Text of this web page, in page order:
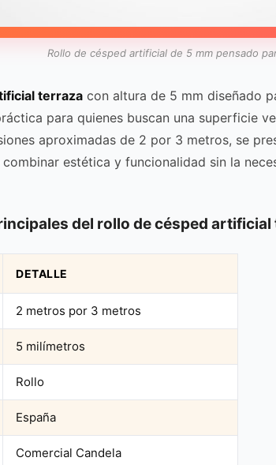
Rollo de césped artificial de 5 mm pensado
terraza con altura de 5 mm diseñado
para quienes buscan una superficie
aproximadas de 2 por 3 metros, se
estética y funcionalidad sin la
del rollo de césped artificial
DETALLE
2 metros por 3 metros
5 milímetros
Rollo
España
Comercial Candela